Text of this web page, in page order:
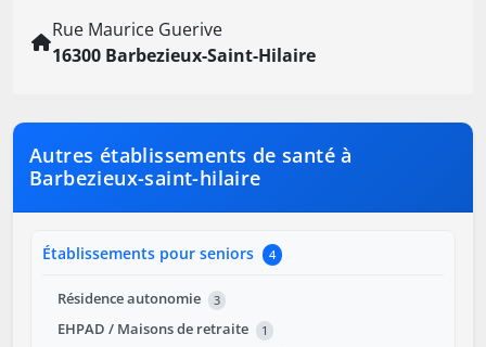
Rue Maurice Guerive
16300 Barbezieux-Saint-Hilaire
Autres établissements de santé à
Barbezieux-saint-hilaire
Établissements pour seniors 4
Résidence autonomie 3
EHPAD / Maisons de retraite 1